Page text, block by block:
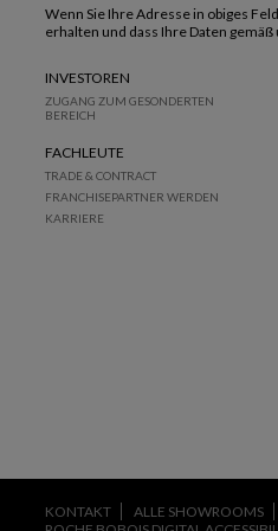
Wenn Sie Ihre Adresse in obiges
erhalten und dass Ihre Daten
INVESTOREN
ZUGANG ZUM GESONDERTEN
BEREICH
FACHLEUTE
TRADE & CONTRACT
FRANCHISEPARTNER WERDEN
KARRIERE
KONTAKT ALLE SHOWROOMS